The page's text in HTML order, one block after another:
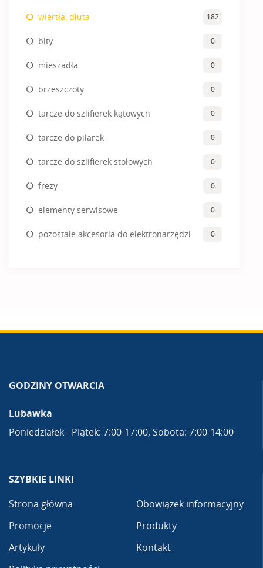
wiertła, dłuta 182
bity 0
mieszadła 0
brzeszczoty 0
tarcze do szlifierek kątowych 0
tarcze do pilarek 0
tarcze do szlifierek stołowych 0
frezy 0
elementy serwisowe 0
pozostałe akcesoria do elektronarzędzi 0
GODZINY OTWARCIA
Lubawka
Poniedziałek - Piątek: 7:00-17:00, Sobota: 7:00-14:00
SZYBKIE LINKI
Strona główna
Promocje
Artykuły
Obowiązek informacyjny
Produkty
Kontakt